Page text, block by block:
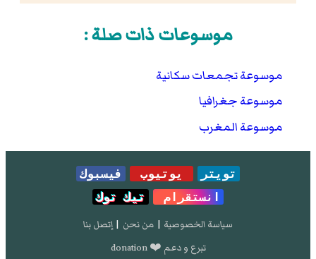
موسوعات ذات صلة :
موسوعة تجمعات سكانية
موسوعة جغرافيا
موسوعة المغرب
تويتر يوتيوب
فيسبوك
انستقرام
تيك توك
سياسة الخصوصية | من نحن | إتصل بنا
تبرع و دعم ❤️ donation